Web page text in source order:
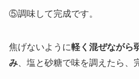
⑤調味して完成です。
焦げないように軽く混ぜながら
み、塩と砂糖で味を調えたら、